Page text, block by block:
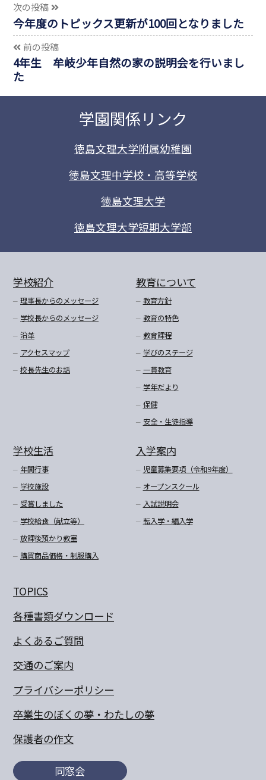
次の投稿
今年度のトピックス更新が100回となりました
前の投稿
4年生 牟岐少年自然の家の説明会を行いまし
た
学園関係リンク
徳島文理大学附属幼稚園
徳島文理中学校・高等学校
徳島文理大学
徳島文理大学短期大学部
学校紹介
理事長からのメッセージ
学校長からのメッセージ
沿革
アクセスマップ
校長先生のお話
教育について
教育方針
教育の特色
教育課程
学びのステージ
一貫教育
学年だより
保健
安全・生徒指導
学校生活
年間行事
学校施設
受賞しました
学校給食（献立等）
放課後預かり教室
購買商品価格・制服購入
入学案内
児童募集要項（令和9年度）
オープンスクール
入試説明会
転入学・編入学
TOPICS
各種書類ダウンロード
よくあるご質問
交通のご案内
プライバシーポリシー
卒業生のぼくの夢・わたしの夢
保護者の作文
同窓会